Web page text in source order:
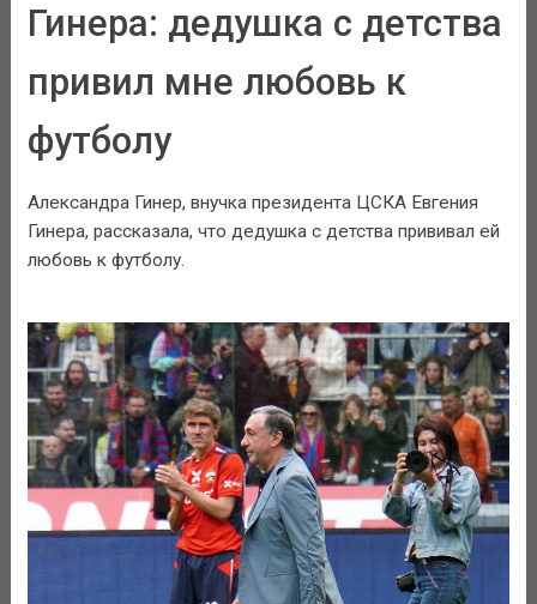
Гинера: дедушка с детства
привил мне любовь к
футболу
Александра Гинер, внучка президента ЦСКА Евгения
Гинера, рассказала, что дедушка с детства прививал ей
любовь к футболу.